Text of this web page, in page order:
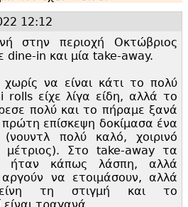
12:12
στην περιοχή Οκτώβριος
dine-in και μία take-away.
να είναι κάτι το πολύ
rolls είχε λίγα είδη, αλλά το
πολύ και το πήραμε ξανά
επίσκεψη δοκίμασα ένα
πολύ καλό, χοιρινό
Στο take-away τα
ήταν κάπως λάσπη, αλλά
αργούν να ετοιμάσουν, αλλά
τη στιγμή και το